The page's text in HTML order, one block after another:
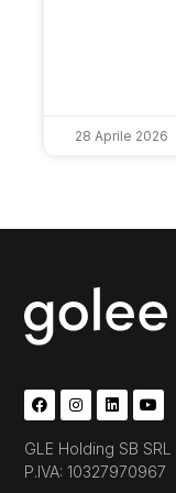
28 Aprile 2026
GLE Holding SB SRL
P.IVA: 10327970967